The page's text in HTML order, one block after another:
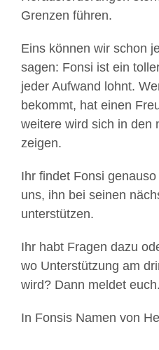
Grenzen führen.
Eins können wir schon
sagen: Fonsi ist ein
jeder Aufwand lohnt.
bekommt, hat einen
weitere wird sich in den
zeigen.
Ihr findet Fonsi
uns, ihn bei seinen
unterstützen.
Ihr habt Fragen dazu
wo Unterstützung am
wird? Dann meldet euch.
In Fonsis Namen von